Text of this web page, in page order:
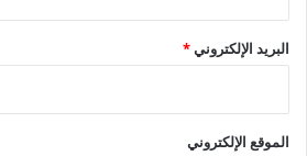
البريد الإلكتروني*
الموقع الإلكتروني